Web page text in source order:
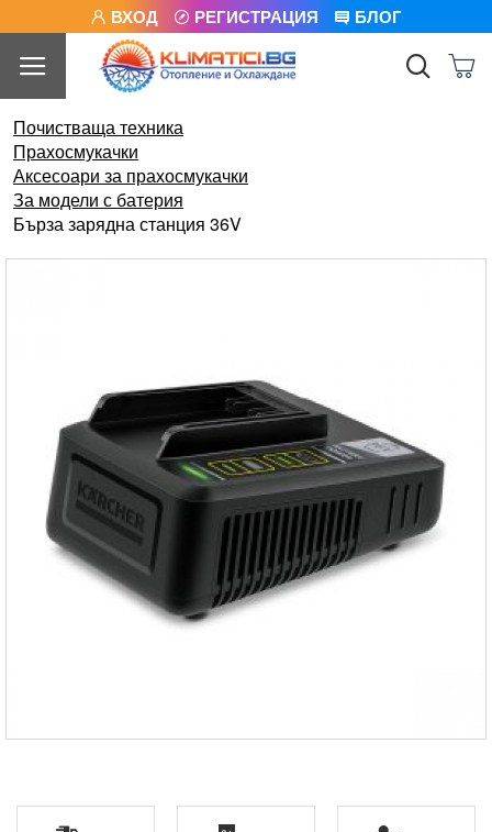
ВХОД РЕГИСТРАЦИЯ БЛОГ
Почистваща техника
Прахосмукачки
Аксесоари за прахосмукачки
За модели с батерия
Бърза зарядна станция 36V